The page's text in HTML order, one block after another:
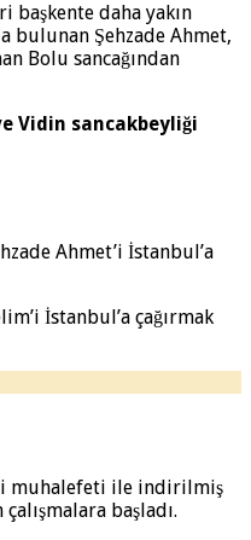
başkente daha yakın
bulunan Şehzade Ahmet,
Bolu sancağından
Vidin sancakbeyliği
Ahmet’i İstanbul’a
İstanbul’a çağırmak
muhalefeti ile indirilmiş
başladı.